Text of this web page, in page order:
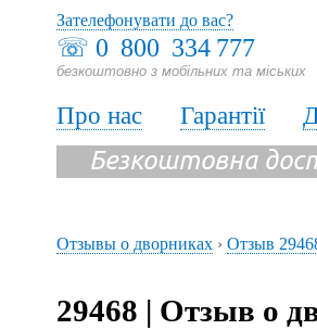
☏ 0 800 334 777
безкоштовно з мобільних та міських
Зателефонувати до вас?
Про нас Гарантії
Безкоштовна
Отзывы о дворниках › Отзыв
29468 | Отзыв о